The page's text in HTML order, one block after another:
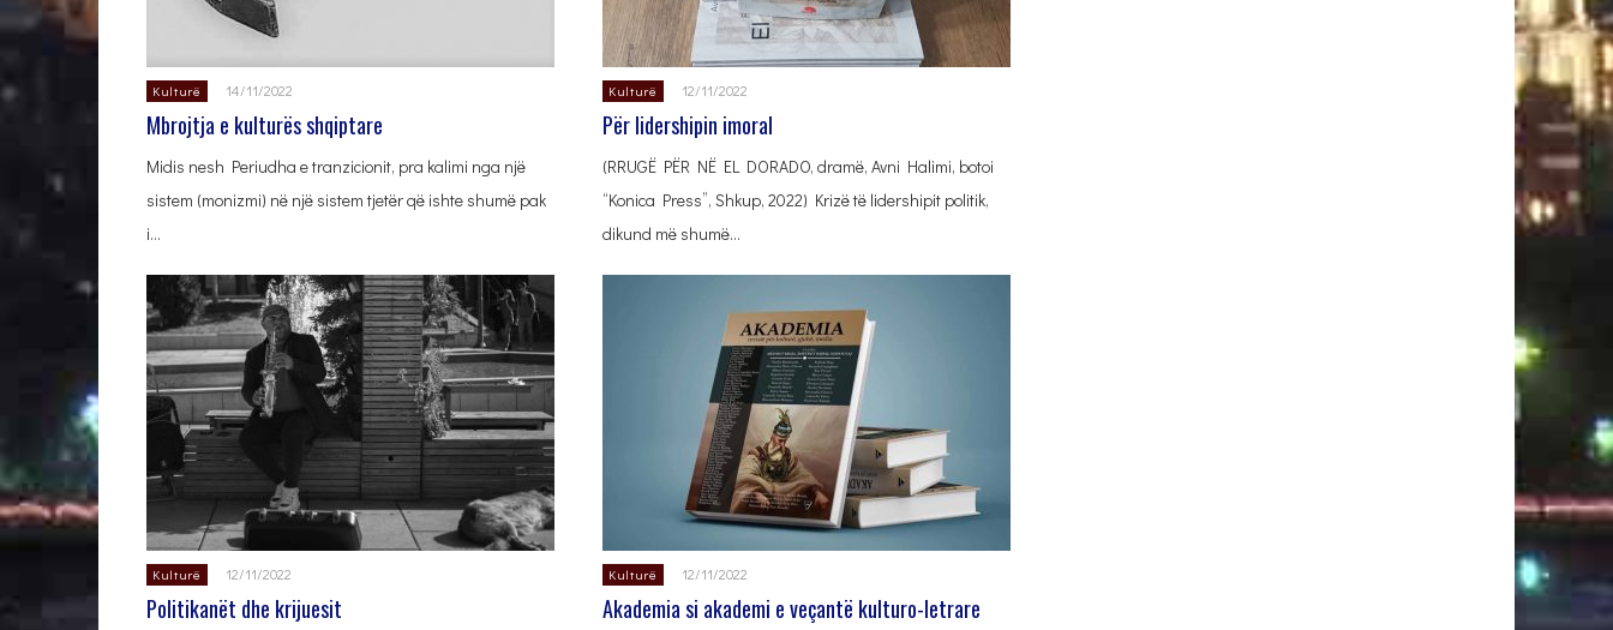
Kulturë 14/11/2022
Mbrojtja e kulturës shqiptare
Midis nesh Periudha e tranzicionit, pra kalimi nga një
sistem (monizmi) në një sistem tjetër që ishte shumë pak
i…
Kulturë 12/11/2022
Për lidershipin imoral
(RRUGË PËR NË EL DORADO, dramë, Avni Halimi, botoi
“Konica Press”, Shkup, 2022) Krizë të lidershipit politik,
dikund më shumë…
Kulturë 12/11/2022
Politikanët dhe krijuesit
Kulturë 12/11/2022
Akademia si akademi e veçantë kulturo-letrare